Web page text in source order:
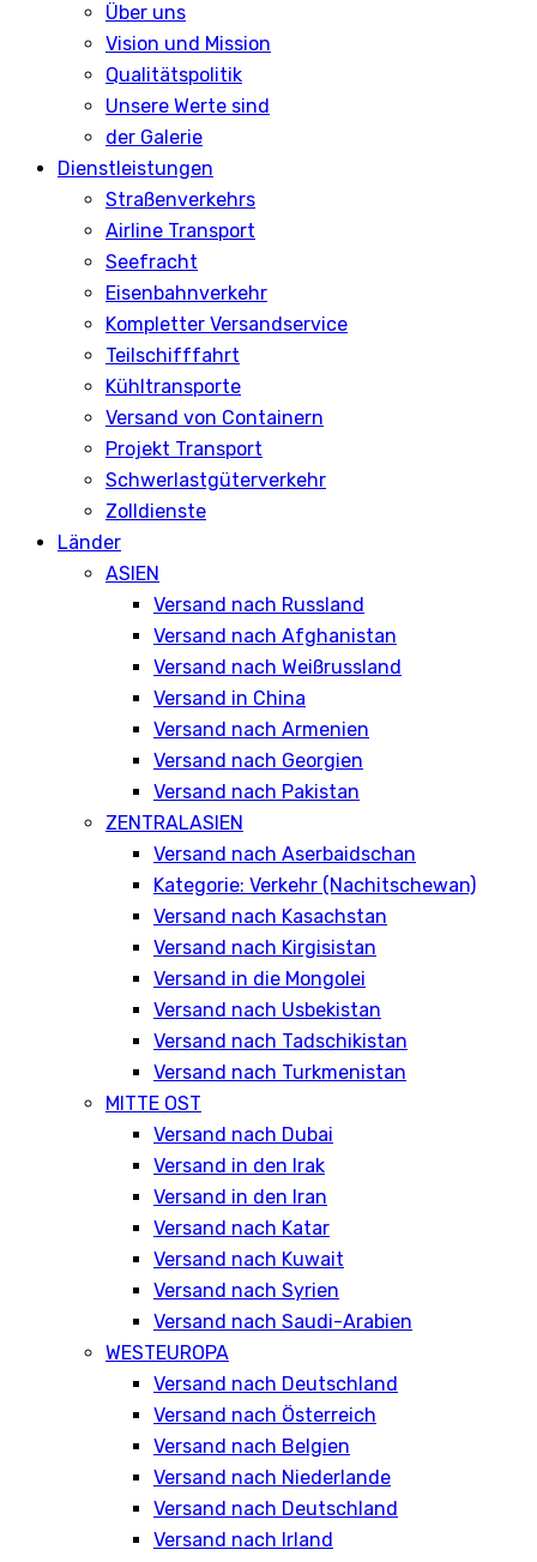
Über uns
Vision und Mission
Qualitätspolitik
Unsere Werte sind
der Galerie
Dienstleistungen
Straßenverkehrs
Airline Transport
Seefracht
Eisenbahnverkehr
Kompletter Versandservice
Teilschifffahrt
Kühltransporte
Versand von Containern
Projekt Transport
Schwerlastgüterverkehr
Zolldienste
Länder
ASIEN
Versand nach Russland
Versand nach Afghanistan
Versand nach Weißrussland
Versand in China
Versand nach Armenien
Versand nach Georgien
Versand nach Pakistan
ZENTRALASIEN
Versand nach Aserbaidschan
Kategorie: Verkehr (Nachitschewan)
Versand nach Kasachstan
Versand nach Kirgisistan
Versand in die Mongolei
Versand nach Usbekistan
Versand nach Tadschikistan
Versand nach Turkmenistan
MITTE OST
Versand nach Dubai
Versand in den Irak
Versand in den Iran
Versand nach Katar
Versand nach Kuwait
Versand nach Syrien
Versand nach Saudi-Arabien
WESTEUROPA
Versand nach Deutschland
Versand nach Österreich
Versand nach Belgien
Versand nach Niederlande
Versand nach Deutschland
Versand nach Irland